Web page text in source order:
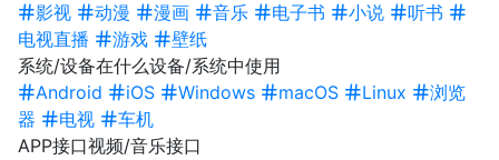
影视
动漫 漫画 音乐 电子书 小说
听书
电视直播
游戏
壁纸
系统/设备在什么设备/系统中使用
Android
iOS Windows macOS Linux
浏览
器
电视
车机
APP接口视频/音乐接口